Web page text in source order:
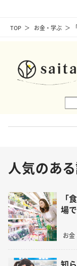
TOP お金・学ぶ
人気のあ
「
場
お金